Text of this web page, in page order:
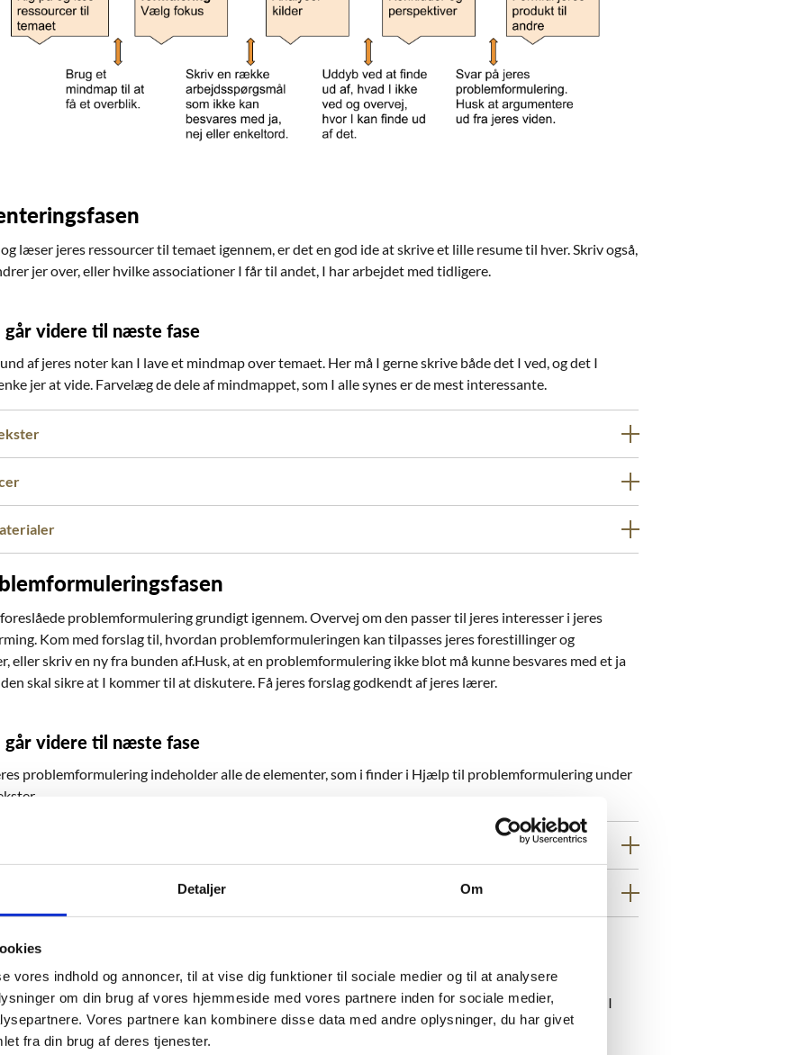
Detaljer Om
vores indhold og annoncer, til at vise dig funktioner til sociale medier og til at analysere
om din brug af vores hjemmeside med vores partnere inden for sociale medier,
Vores partnere kan kombinere disse data med andre oplysninger, du har givet
fra din brug af deres tjenester.
læser jeres ressourcer til temaet igennem, er det en god ide at skrive et lille resume til hver. Skriv også,
jer over, eller hvilke associationer I får til andet, I har arbejdet med tidligere.
går videre til næste fase
af jeres noter kan I lave et mindmap over temaet. Her må I gerne skrive både det I ved, og det I
jer at vide. Farvelæg de dele af mindmappet, som I alle synes er de mest interessante.
problemformulering grundigt igennem. Overvej om den passer til jeres interesser i jeres
Kom med forslag til, hvordan problemformuleringen kan tilpasses jeres forestillinger og
eller skriv en ny fra bunden af.Husk, at en problemformulering ikke blot må kunne besvares med et ja
skal sikre at I kommer til at diskutere. Få jeres forslag godkendt af jeres lærer.
går videre til næste fase
problemformulering indeholder alle de elementer, som i finder i Hjælp til problemformulering under
besvare jeres problemformulering skal I lave en analyse. Det gør I ved at arbejde med alle de
som giver jer viden, og uddybe den ved at anvende de tilhørende Grundmaterialer. For at sikre at I
i gang, kan I anvende jeres hjælpespørgsmål, når I arbejder videre med jeres ressourcer, for at
forståelse af dem inden næste fase.